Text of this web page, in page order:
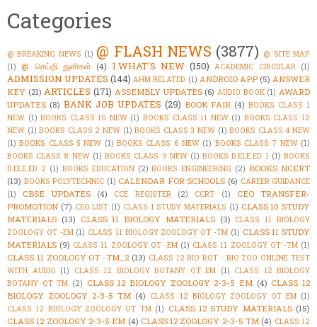
Categories
@ BREAKING NEWS (1) @ FLASH NEWS (3877) @ SITE MAP
(1) @ செய்தி துளிகள் (4) 1.WHAT'S NEW (150) ACADEMIC CIRCULAR (1)
ADMISSION UPDATES (144) AHM RELATED (1) ANDROID APP (5) ANSWER
KEY (21) ARTICLES (171) ASSEMBLY UPDATES (6) AUDIO BOOK (1) AWARD
UPDATES (8) BANK JOB UPDATES (29) BOOK FAIR (4) BOOKS CLASS 1
NEW (1) BOOKS CLASS 10 NEW (1) BOOKS CLASS 11 NEW (1) BOOKS CLASS 12
NEW (1) BOOKS CLASS 2 NEW (1) BOOKS CLASS 3 NEW (1) BOOKS CLASS 4 NEW
(1) BOOKS CLASS 5 NEW (1) BOOKS CLASS 6 NEW (1) BOOKS CLASS 7 NEW (1)
BOOKS CLASS 8 NEW (1) BOOKS CLASS 9 NEW (1) BOOKS D.ELE.ED 1 (1) BOOKS
D.ELE.ED 2 (1) BOOKS EDUCATION (2) BOOKS ENGINEERING (2) BOOKS NCERT
(13) BOOKS POLYTECHNIC (1) CALENDAR FOR SCHOOLS (6) CAREER GUIDANCE
(1)
CBSE UPDATES (4) CCE REGISTER (2) CCRT (1)
CEO TRANSFER-
PROMOTION (7) CEO LIST (1) CLASS 1 STUDY MATERIALS (1) CLASS 10 STUDY
MATERIALS (13) CLASS 11 BIOLOGY MATERIALS (3) CLASS 11 BIOLOGY
ZOOLOGY OT -EM (1) CLASS 11 BIOLOGY ZOOLOGY OT -TM (1) CLASS 11 STUDY
MATERIALS (9) CLASS 11 ZOOLOGY OT -EM (1) CLASS 11 ZOOLOGY OT -TM (1)
CLASS 11 ZOOLOGY OT -TM_2 (13) CLASS 12 BIO BOT - BIO ZOO ONLINE TEST
WITH AUDIO (1) CLASS 12 BIOLOGY BOTANY OT EM (1) CLASS 12 BIOLOGY
BOTANY OT TM (2) CLASS 12 BIOLOGY ZOOLOGY 2-3-5 EM (4) CLASS 12
BIOLOGY ZOOLOGY 2-3-5 TM (4) CLASS 12 BIOLOGY ZOOLOGY OT EM (1)
CLASS 12 BIOLOGY ZOOLOGY OT TM (1) CLASS 12 STUDY MATERIALS (15)
CLASS 12 ZOOLOGY 2-3-5 EM (4) CLASS 12 ZOOLOGY 2-3-5 TM (4) CLASS 12